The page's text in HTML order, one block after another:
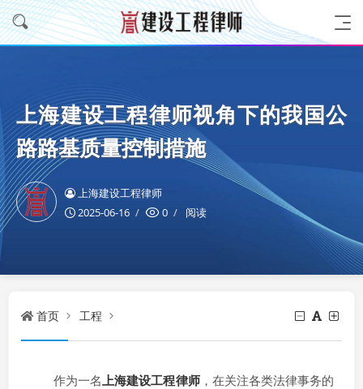
上海建设工程律师视角下的我国公
路路基质量控制措施
上海建设工程律师
2025-06-16
0 阅读
首页 工程
作为一名上海建设工程律师，在关注各类法律事务的